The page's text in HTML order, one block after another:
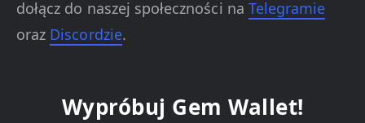
dołącz do naszej społeczności na Telegramie
oraz Discordzie.
Wypróbuj Gem Wallet!